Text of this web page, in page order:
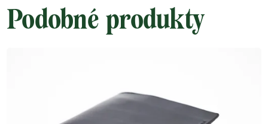
Podobné produkty